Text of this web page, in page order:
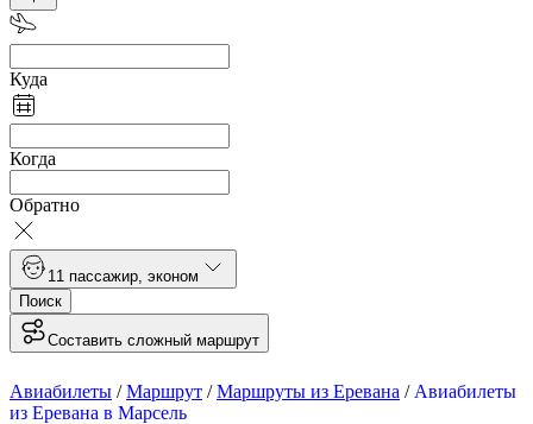
Куда
Когда
Обратно
1 1 пассажир эконом
Поиск
Составить сложный маршрут
Авиабилеты /Маршрут /Маршруты из Еревана / Авиабилеты
из Еревана в Марсель